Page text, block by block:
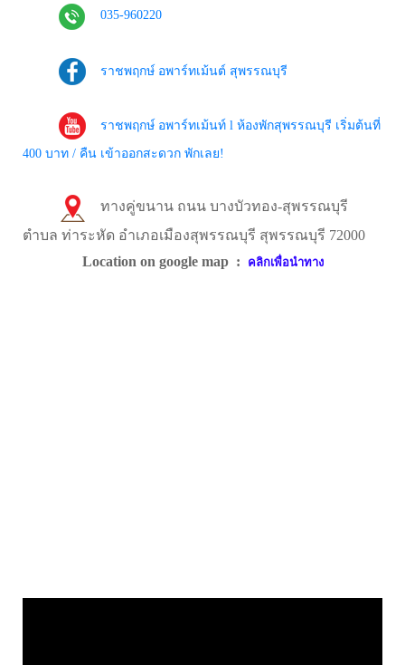
035-960220
ราชพฤกษ์ อพาร์ทเม้นต์ สุพรรณบุรี
ราชพฤกษ์ อพาร์ทเม้นท์ l ห้องพักสุพรรณบุรี เริ่มต้นที่
400 บาท / คืน เข้าออกสะดวก พักเลย!
ทางคู่ขนาน ถนน บางบัวทอง-สุพรรณบุรี
ตำบล ท่าระหัด อำเภอเมืองสุพรรณบุรี สุพรรณบุรี 72000
Location on google map :
คลิกเพื่อนำทาง